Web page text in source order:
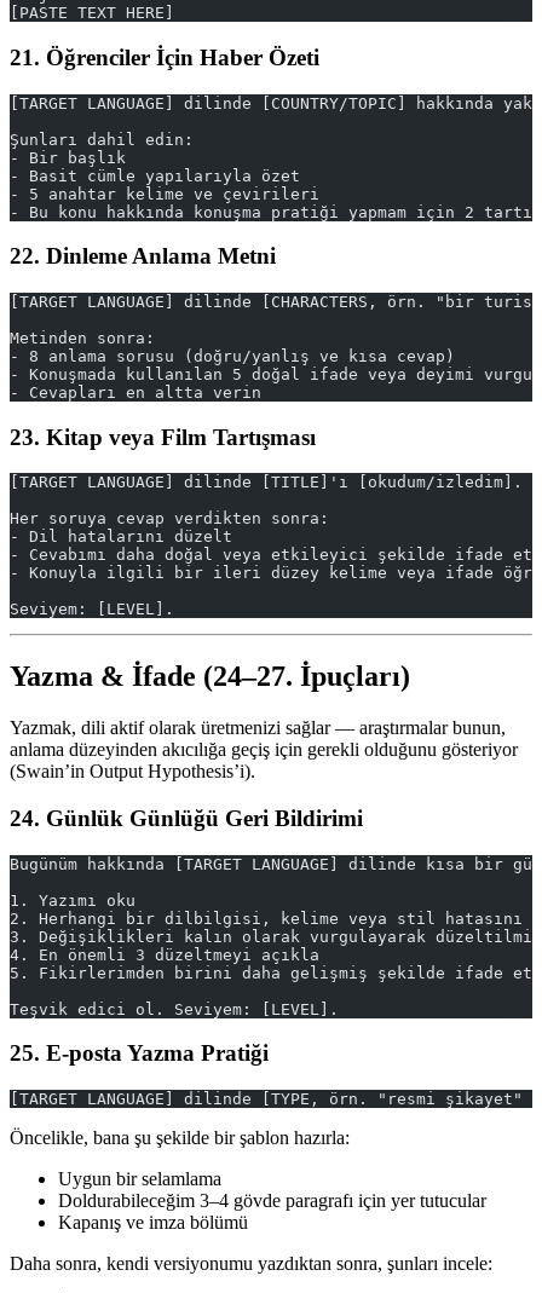
[PASTE TEXT HERE]
21. Öğrenciler İçin Haber Özeti
[TARGET LANGUAGE] dilinde [COUNTRY/TOPIC]
Şunları dahil edin:
- Bir başlık
- Basit cümle yapılarıyla özet
- 5 anahtar kelime ve çevirileri
- Bu konu hakkında konuşma pratiği yapmam için 2
22. Dinleme Anlama Metni
[TARGET LANGUAGE] dilinde [CHARACTERS, örn.
Metinden sonra:
- 8 anlama sorusu (doğru/yanlış ve kısa cevap)
- Konuşmada kullanılan 5 doğal ifade veya deyimi
- Cevapları en altta verin
23. Kitap veya Film Tartışması
[TARGET LANGUAGE] dilinde [TITLE]'ı [okudum/
Her soruya cevap verdikten sonra:
- Dil hatalarını düzelt
- Cevabımı daha doğal veya etkileyici şekilde ifade
- Konuyla ilgili bir ileri düzey kelime veya ifade
Seviyem: [LEVEL].
Yazma & İfade (24–27. İpuçları)
Yazmak, dili aktif olarak üretmenizi sağlar — araştırmalar bunun,
anlama düzeyinden akıcılığa geçiş için gerekli olduğunu gösteriyor
(Swain’in Output Hypothesis’i).
24. Günlük Günlüğü Geri Bildirimi
Bugünüm hakkında [TARGET LANGUAGE] dilinde kısa bir
1. Yazımı oku
2. Herhangi bir dilbilgisi, kelime veya stil hatasını
3. Değişiklikleri kalın olarak vurgulayarak düzeltilmiş
4. En önemli 3 düzeltmeyi açıkla
5. Fikirlerimden birini daha gelişmiş şekilde ifade
Teşvik edici ol. Seviyem: [LEVEL].
25. E-posta Yazma Pratiği
[TARGET LANGUAGE] dilinde [TYPE, örn. "resmi
Öncelikle, bana şu şekilde bir şablon hazırla:
Uygun bir selamlama
Doldurabileceğim 3–4 gövde paragrafı için yer tutucular
Kapanış ve imza bölümü
Daha sonra, kendi versiyonumu yazdıktan sonra, şunları incele: